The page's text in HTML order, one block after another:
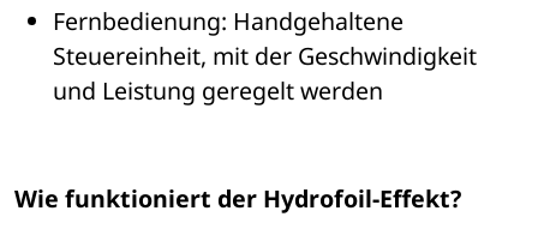
Fernbedienung: Handgehaltene
Steuereinheit, mit der Geschwindigkeit
und Leistung geregelt werden
Wie funktioniert der Hydrofoil-Effekt?